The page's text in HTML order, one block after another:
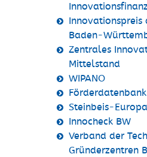
Innovationspreis
Baden-
Zentrales
Mittelstand
WIPANO
Steinbeis-
Innocheck BW
Verband der
Gründerzentren